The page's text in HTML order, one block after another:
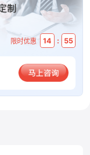
开大会吗？并不
，也可以分小组开
限时优惠 14 : 55